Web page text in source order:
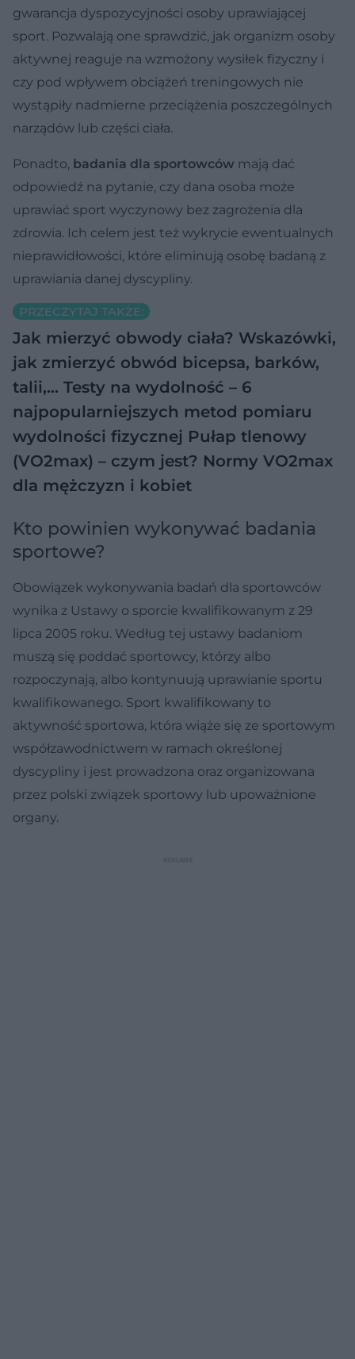
gwarancja dyspozycyjności osoby uprawiającej
sport. Pozwalają one sprawdzić, jak organizm osoby
aktywnej reaguje na wzmożony wysiłek fizyczny i
czy pod wpływem obciążeń treningowych nie
wystąpiły nadmierne przeciążenia poszczególnych
narządów lub części ciała.
Ponadto, badania dla sportowców mają dać
odpowiedź na pytanie, czy dana osoba może
uprawiać sport wyczynowy bez zagrożenia dla
zdrowia. Ich celem jest też wykrycie ewentualnych
nieprawidłowości, które eliminują osobę badaną z
uprawiania danej dyscypliny.
PRZECZYTAJ TAKŻE:
Jak mierzyć obwody ciała? Wskazówki,
jak zmierzyć obwód bicepsa, barków,
talii,… Testy na wydolność – 6
najpopularniejszych metod pomiaru
wydolności fizycznej Pułap tlenowy
(VO2max) – czym jest? Normy VO2max
dla mężczyzn i kobiet
Kto powinien wykonywać badania
sportowe?
Obowiązek wykonywania badań dla sportowców
wynika z Ustawy o sporcie kwalifikowanym z 29
lipca 2005 roku. Według tej ustawy badaniom
muszą się poddać sportowcy, którzy albo
rozpoczynają, albo kontynuują uprawianie sportu
kwalifikowanego. Sport kwalifikowany to
aktywność sportowa, która wiąże się ze sportowym
współzawodnictwem w ramach określonej
dyscypliny i jest prowadzona oraz organizowana
przez polski związek sportowy lub upoważnione
organy.